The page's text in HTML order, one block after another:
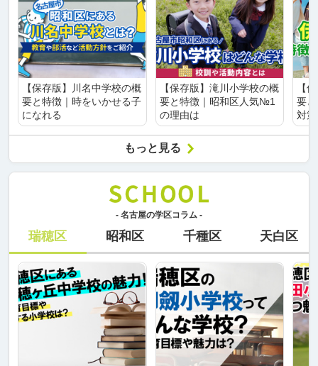
【保存版】川名中学校の概
要と特徴｜時をいかせる子
になれる
【保存版】滝川小学校の概
要と特徴｜昭和区人気№1
の理由は
【
要
対
もっと見る
- 名古屋の学区コラム -
瑞穂区 昭和区 千種区 天白区